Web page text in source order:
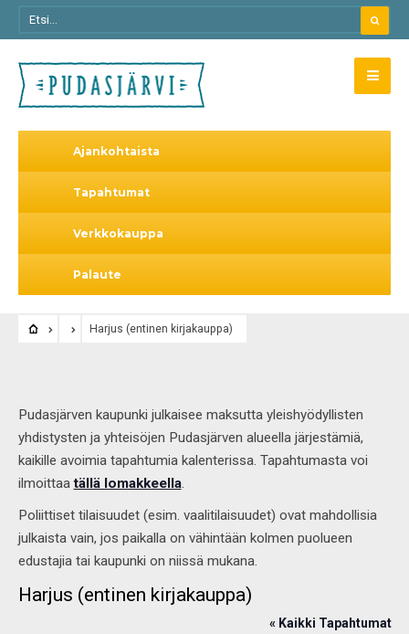
Ajankohtaista
Tapahtumat
Verkkokauppa
Palaute
Harjus (entinen kirjakauppa)
Pudasjärven kaupunki julkaisee maksutta yleishyödyllisten
yhdistysten ja yhteisöjen Pudasjärven alueella järjestämiä,
kaikille avoimia tapahtumia kalenterissa. Tapahtumasta voi
ilmoittaatällä lomakkeella.
Poliittiset tilaisuudet (esim. vaalitilaisuudet) ovat mahdollisia
julkaista vain, jos paikalla on vähintään kolmen puolueen
edustajia tai kaupunki on niissä mukana.
Harjus (entinen kirjakauppa)
« Kaikki Tapahtumat